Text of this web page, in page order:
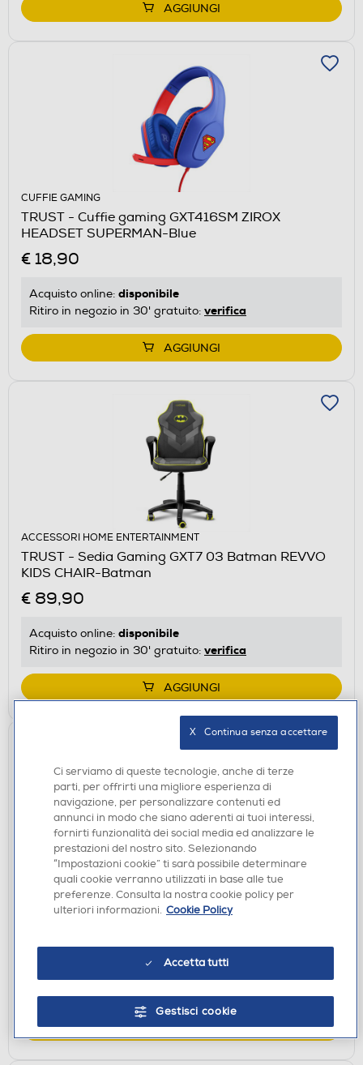
AGGIUNGI
CUFFIE GAMING
TRUST - Cuffie gaming GXT416SM ZIROX
HEADSET SUPERMAN-Blue
€ 18,90
Acquisto online: disponibile
Ritiro in negozio in 30' gratuito: verifica
AGGIUNGI
ACCESSORI HOME ENTERTAINMENT
TRUST - Sedia Gaming GXT7 03 Batman REVVO
KIDS CHAIR-Batman
€ 89,90
Acquisto online: disponibile
Ritiro in negozio in 30' gratuito: verifica
AGGIUNGI
ACCESSORI PS5
TRUST - GXT258W FYRU 4IN1 STREAMING MIC
PS5-Black/White
AGGIUNGI
Ci serviamo di queste tecnologie, anche di terze
parti, per offrirti una migliore esperienza di
navigazione, per personalizzare contenuti ed
annunci in modo che siano aderenti ai tuoi interessi,
fornirti funzionalità dei social media ed analizzare le
prestazioni del nostro sito. Selezionando
“Impostazioni cookie” ti sarà possibile determinare
quali cookie verranno utilizzati in base alle tue
preferenze. Consulta la nostra cookie policy per
ulteriori informazioni. Cookie Policy
Accetta tutti
Gestisci cookie
X   Continua senza accettare